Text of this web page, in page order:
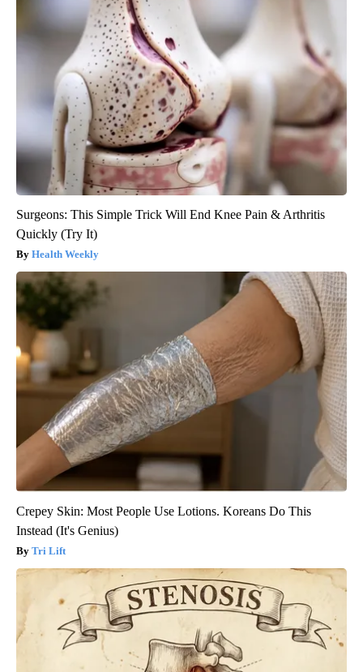
Surgeons: This Simple Trick Will End Knee Pain & Arthritis
Quickly (Try It)
Health Weekly
Crepey Skin: Most People Use Lotions. Koreans Do This
Instead (It's Genius)
Tri Lift